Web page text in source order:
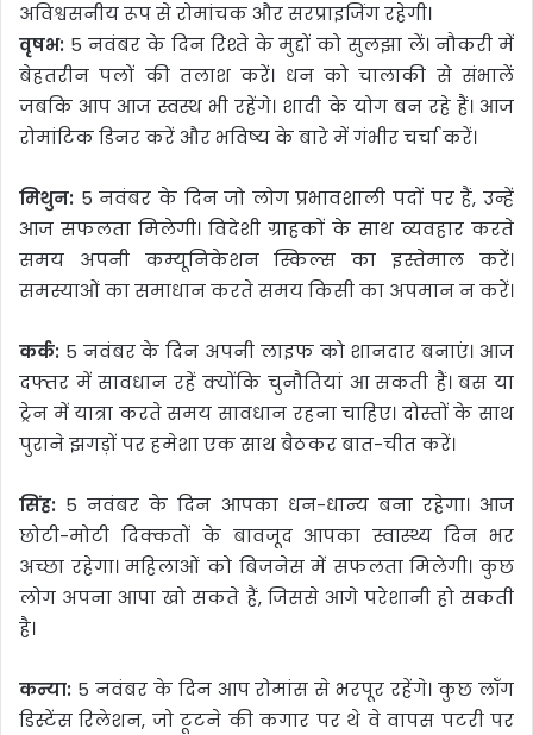
अविश्वसनीय रूप से रोमांचक और सरप्राइजिंग रहेगी।
वृषभ: 5 नवंबर के दिन रिश्ते के मुद्दों को सुलझा लें। नौकरी में
बेहतरीन पलों की तलाश करें। धन को चालाकी से संभालें
जबकि आप आज स्वस्थ भी रहेंगे। शादी के योग बन रहे हैं। आज
रोमांटिक डिनर करें और भविष्य के बारे में गंभीर चर्चा करें।
मिथुन: 5 नवंबर के दिन जो लोग प्रभावशाली पदों पर हैं, उन्हें
आज सफलता मिलेगी। विदेशी ग्राहकों के साथ व्यवहार करते
समय अपनी कम्यूनिकेशन स्किल्स का इस्तेमाल करें।
समस्याओं का समाधान करते समय किसी का अपमान न करें।
कर्क: 5 नवंबर के दिन अपनी लाइफ को शानदार बनाएं। आज
दफ्तर में सावधान रहें क्योंकि चुनौतियां आ सकती हैं। बस या
ट्रेन में यात्रा करते समय सावधान रहना चाहिए। दोस्तों के साथ
पुराने झगड़ों पर हमेशा एक साथ बैठकर बात-चीत करें।
सिंह: 5 नवंबर के दिन आपका धन-धान्य बना रहेगा। आज
छोटी-मोटी दिक्कतों के बावजूद आपका स्वास्थ्य दिन भर
अच्छा रहेगा। महिलाओं को बिजनेस में सफलता मिलेगी। कुछ
लोग अपना आपा खो सकते हैं, जिससे आगे परेशानी हो सकती
है।
कन्या: 5 नवंबर के दिन आप रोमांस से भरपूर रहेंगे। कुछ लॉंग
डिस्टेंस रिलेशन, जो टूटने की कगार पर थे वे वापस पटरी पर